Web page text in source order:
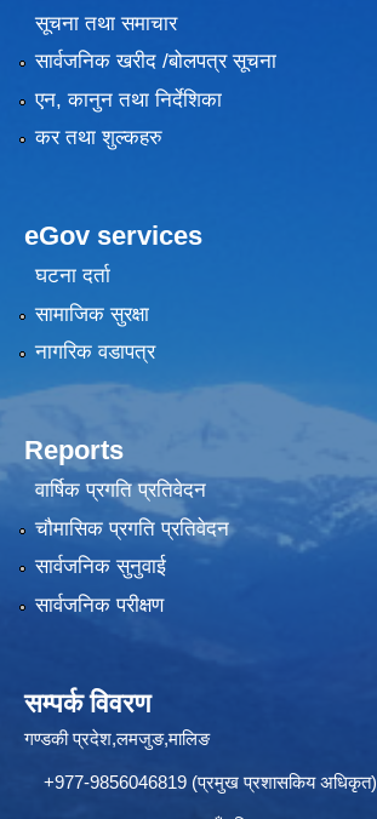
सूचना तथा समाचार
सार्वजनिक खरीद /बोलपत्र सूचना
एन, कानुन तथा निर्देशिका
कर तथा शुल्कहरु
eGov services
घटना दर्ता
सामाजिक सुरक्षा
नागरिक वडापत्र
Reports
वार्षिक प्रगति प्रतिवेदन
चौमासिक प्रगति प्रतिवेदन
सार्वजनिक सुनुवाई
सार्वजनिक परीक्षण
सम्पर्क विवरण
गण्डकी प्रदेश,लमजुङ,मालिङ
+977-9856046819 (प्रमुख प्रशासकिय अधिकृत)